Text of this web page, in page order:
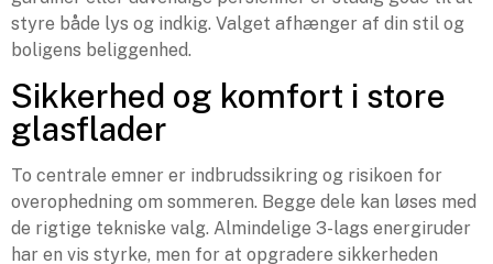
styre både lys og indkig. Valget afhænger af din stil og
boligens beliggenhed.
Sikkerhed og komfort i store
glasflader
To centrale emner er indbrudssikring og risikoen for
overophedning om sommeren. Begge dele kan løses med
de rigtige tekniske valg. Almindelige 3-lags energiruder
har en vis styrke, men for at opgradere sikkerheden